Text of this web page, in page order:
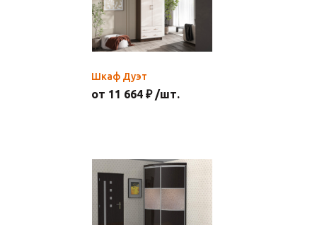
Шкаф Дуэт
от 11 664 ₽ /шт.